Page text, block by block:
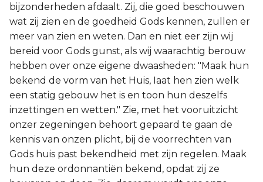
bijzonderheden afdaalt. Zij, die goed beschouwen
wat zij zien en de goedheid Gods kennen, zullen er
meer van zien en weten. Dan en niet eer zijn wij
bereid voor Gods gunst, als wij waarachtig berouw
hebben over onze eigene dwaasheden: "Maak hun
bekend de vorm van het Huis, Iaat hen zien welk
een statig gebouw het is en toon hun deszelfs
inzettingen en wetten." Zie, met het vooruitzicht
onzer zegeningen behoort gepaard te gaan de
kennis van onzen plicht, bij de voorrechten van
Gods huis past bekendheid met zijn regelen. Maak
hun deze ordonnantiën bekend, opdat zij ze